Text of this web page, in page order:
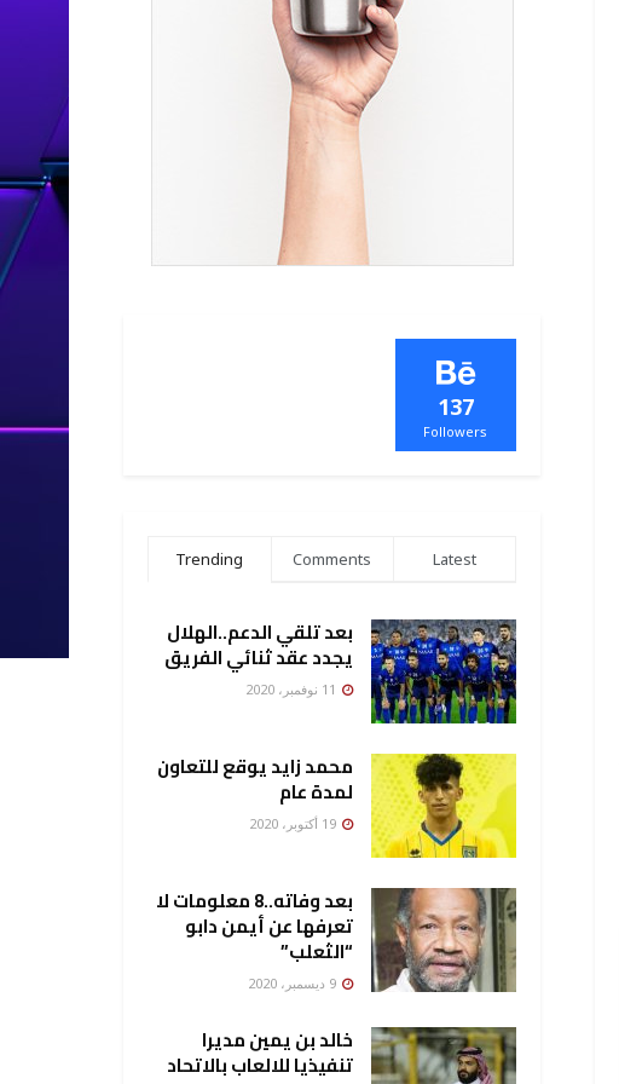
137
Followers
Trending Comments Latest
بعد تلقي الدعم..الهلال
يجدد عقد ثنائي الفريق
محمد زايد يوقع للتعاون
لمدة عام
بعد وفاته..8 معلومات لا
تعرفها عن أيمن دابو
“الثعلب”
خالد بن يمين مديرا
تنفيذيا للالعاب بالاتحاد